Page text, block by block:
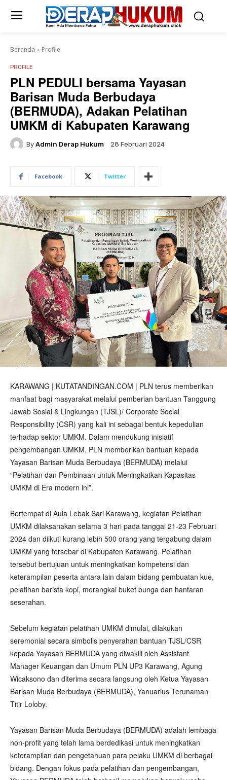
Beranda Profile
PROFILE
PLN PEDULI bersama Yayasan
Barisan Muda Berbudaya
(BERMUDA), Adakan Pelatihan
UMKM di Kabupaten Karawang
By Admin Derap Hukum 28 Februari 2024
Facebook Twitter
KARAWANG | KUTATANDINGAN.COM | PLN terus memberikan
manfaat bagi masyarakat melalui pemberian bantuan Tanggung
Jawab Sosial & Lingkungan (TJSL)/ Corporate Social
Responsibility (CSR) yang kali ini sebagai bentuk kepedulian
terhadap sektor UMKM. Dalam mendukung inisiatif
pengembangan UMKM, PLN memberikan bantuan kepada
Yayasan Barisan Muda Berbudaya (BERMUDA) melalui
“Pelatihan dan Pembinaan untuk Meningkatkan Kapasitas
UMKM di Era modern ini”.
Bertempat di Aula Lebak Sari Karawang, kegiatan Pelatihan
UMKM dilaksanakan selama 3 hari pada tanggal 21-23 Februari
2024 dan diikuti kurang lebih 500 orang yang tergabung dalam
UMKM yang tersebar di Kabupaten Karawang. Pelatihan
tersebut bertujuan untuk meningkatkan kompetensi dan
keterampilan peserta antara lain dalam bidang pembuatan kue,
pelatihan barista kopi, merangkai buket bunga dan hantaran
seserahan.
Sebelum kegiatan pelatihan UMKM dimulai, dilakukan
seremonial secara simbolis penyerahan bantuan TJSL/CSR
kepada Yayasan BERMUDA yang diwakili oleh Assistant
Manager Keuangan dan Umum PLN UP3 Karawang, Agung
Wicaksono dan diterima secara langsung oleh Ketua Yayasan
Barisan Muda Berbudaya (BERMUDA), Yanuarius Terunaman
Titir Loloby.
Yayasan Barisan Muda Berbudaya (BERMUDA) adalah lembaga
non-profit yang telah lama berdedikasi untuk meningkatkan
keterampilan dan pengetahuan para pelaku UMKM di berbagai
bidang. Dengan fokus pada pelatihan dan pengembangan,